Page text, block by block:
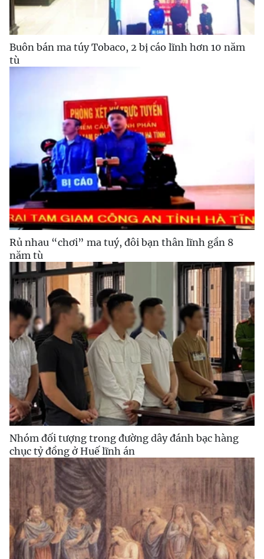
Buôn bán ma túy Tobaco, 2 bị cáo lĩnh hơn 10 năm
tù
Rủ nhau “chơi” ma tuý, đôi bạn thân lĩnh gần 8
năm tù
Nhóm đối tượng trong đường dây đánh bạc hàng
chục tỷ đồng ở Huế lĩnh án